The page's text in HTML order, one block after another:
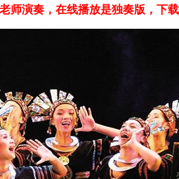
师演奏，在线播放是独奏版，下